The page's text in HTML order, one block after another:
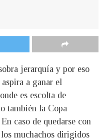
jerarquía y por eso
a ganar el
es escolta de
también la Copa
caso de quedarse con
muchachos dirigidos